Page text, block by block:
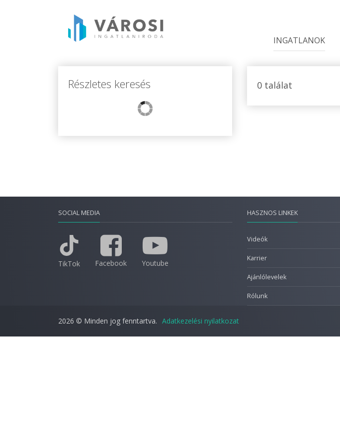
INGATLANOK
Részletes keresés 0 találat
SOCIAL MEDIA
TikTok Facebook Youtube
HASZNOS LINKEK
Videók
Karrier
Ajánlólevelek
Rólunk
2026 © Minden jog fenntartva. Adatkezelési nyilatkozat